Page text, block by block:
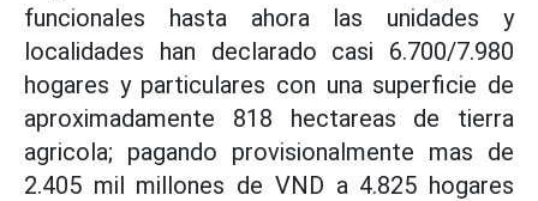
funcionales hasta ahora las unidades y
localidades han declarado casi 6.700/7.980
hogares y particulares con una superficie de
aproximadamente 818 hectareas de tierra
agricola; pagando provisionalmente mas de
2.405 mil millones de VND a 4.825 hogares